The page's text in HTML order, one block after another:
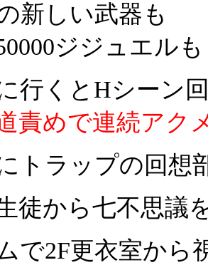
新しい武器も
ジジュエルも
行くとHシーン
責めで連続アク
トラップの回想
徒から七不思議
で2F更衣室か